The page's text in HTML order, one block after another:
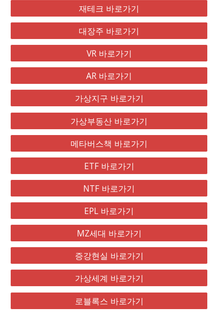
재테크 바로가기
대장주 바로가기
VR 바로가기
AR 바로가기
가상지구 바로가기
가상부동산 바로가기
메타버스책 바로가기
ETF 바로가기
NTF 바로가기
EPL 바로가기
MZ세대 바로가기
증강현실 바로가기
가상세계 바로가기
로블록스 바로가기